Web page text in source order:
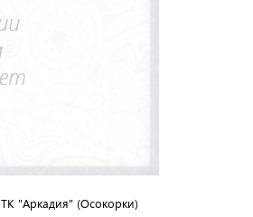
ТК "Аркадия" (Осокорки)